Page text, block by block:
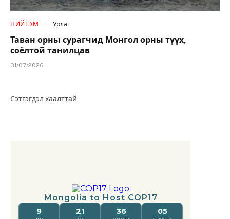
НИЙГЭМ Урлаг
Таван орны сурагчид Монгол орны түүх,
соёлтой танилцав
31/07/2026
Сэтгэгдэл хаалттай